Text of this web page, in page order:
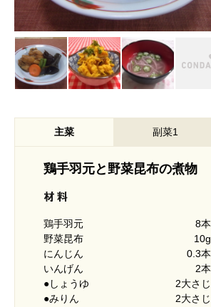
主菜 副菜1
鶏手羽元と野菜昆布の煮物
鶏手羽元
8本
野菜昆布
10g
にんじん
0.3本
いんげん
2本
●しょうゆ
2大さじ
●みりん
2大さじ